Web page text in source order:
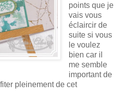
points que je
vais vous
éclaircir de
suite si vous
le voulez
bien car il
me semble
important de
pleinement de cet